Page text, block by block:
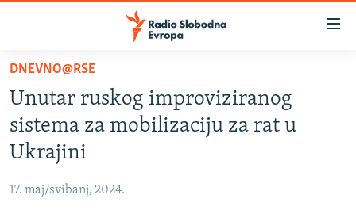
Pređite
glavni
sadržaj
Pređite
na
glavnu
navigaciju
BOSNA I HERCEGOVINA
SRBIJA
KOSOVO
CRNA GORA
DNEVNO@RSE
Unutar ruskog improviziranog
sistema za mobilizaciju za rat u
Ukrajini
17. maj/svibanj, 2024.